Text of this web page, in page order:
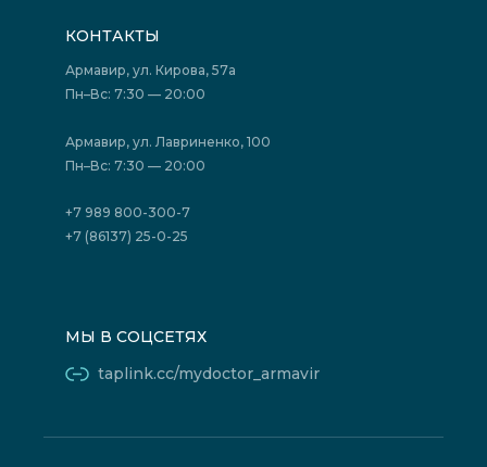
Лицензии
Фотогалерея
Политика конфиденциальности
Акции
Подготовка к сдаче анализов
Акции
Отзывы
Государственные программы
Юридическим лицам
КОНТАКТЫ
Армавир, ул. Кирова, 57а
Пн–Вс: 7:30 — 20:00
Армавир, ул. Лавриненко, 100
Пн–Вс: 7:30 — 20:00
+7 989 800-300-7
+7 (86137) 25-0-25
МЫ В СОЦСЕТЯХ
taplink.cc/mydoctor_armavir